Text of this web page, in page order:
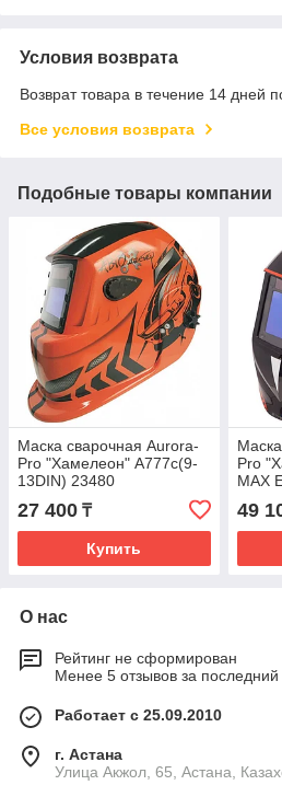
Условия возврата
Возврат товара в течение 14 дней
Все условия возврата
Подобные товары компании
Маска сварочная Aurora-
Pro "Хамелеон" A777c(9-
13DIN) 23480
27 400 ₸
Купить
Pro
MAX
49
О нас
Рейтинг не сформирован
Менее 5 отзывов за последний
Работает с 25.09.2010
г. Астана
Улица Акжол, 65, Астана,